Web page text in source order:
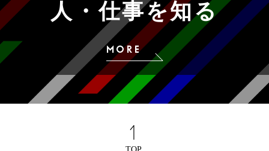
人・仕事を知る
MORE